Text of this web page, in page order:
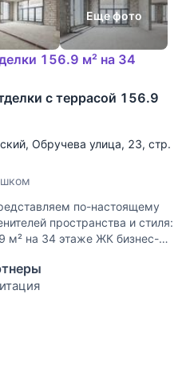
Еще фото
156.9 м² на 34
с террасой 156.9
, Обручева улица, 23, стр.
по-настоящему
пространства и стиля:
м² на 34 этаже ЖК бизнес-
городской оазис на высоте,
вида на Москву, а